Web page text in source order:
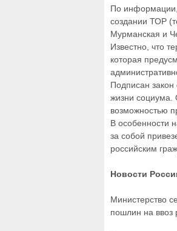
По
создании ТОР
Мурманская и
Известно, что
которая
Подписан закон
жизни социума.
возможностью
В особенности
за собой
российским
Новости
Министерство
пошлин на ввоз